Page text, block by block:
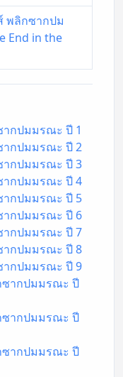
พลิกซากปม
End in the
ากปมมรณะ ปี 1
ากปมมรณะ ปี 2
ากปมมรณะ ปี 3
ากปมมรณะ ปี 4
ากปมมรณะ ปี 5
ากปมมรณะ ปี 6
ากปมมรณะ ปี 7
ากปมมรณะ ปี 8
ากปมมรณะ ปี 9
ซากปมมรณะ ปี
ซากปมมรณะ ปี
ซากปมมรณะ ปี